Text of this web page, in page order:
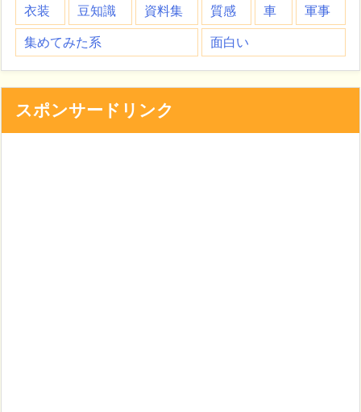
衣装
豆知識 資料集 質感 車
軍事
集めてみた系
面白い
スポンサードリンク